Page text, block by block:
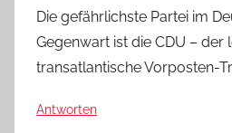
Die gefährlichste Partei im
Gegenwart ist die CDU – der
transatlantische Vorposten-
Antworten